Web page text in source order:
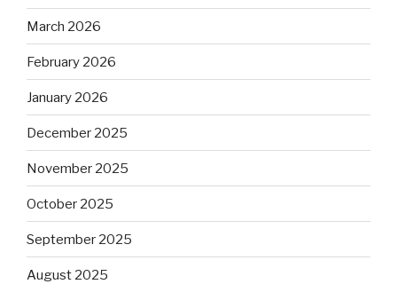
March 2026
February 2026
January 2026
December 2025
November 2025
October 2025
September 2025
August 2025